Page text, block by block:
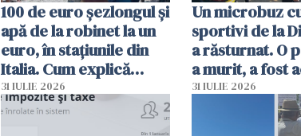
100 de euro șezlongul și
apă de la robinet la un
euro, în stațiunile din
Italia. Cum explică
autoritățile
31 IULIE 2026
Un microbuz
sportivi de la
a răsturnat. O
a murit, a fost
planul roșu de
31 IULIE 2026